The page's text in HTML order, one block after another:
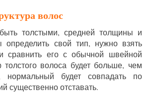
волос
толстыми, средней толщины и
определить свой тип, нужно взять
сравнить его с обычной швейной
толстого волоса будет больше, чем
нормальный будет совпадать по
существенно отставать.